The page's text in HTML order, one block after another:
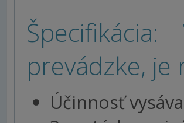
prevádzke, je
Účinnosť